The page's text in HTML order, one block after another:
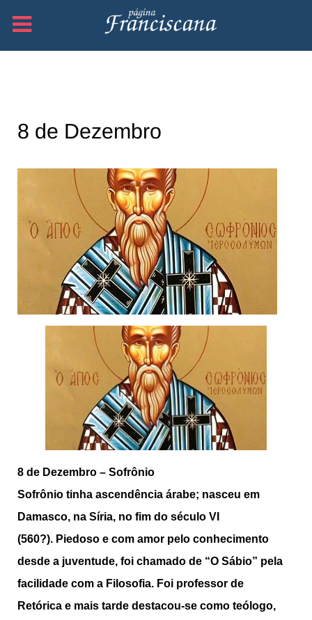
8 de Dezembro
8 de Dezembro – Sofrônio
Sofrônio tinha ascendência árabe; nasceu em
Damasco, na Síria, no fim do século VI
(560?). Piedoso e com amor pelo conhecimento
desde a juventude, foi chamado de “O Sábio” pela
facilidade com a Filosofia. Foi professor de
Retórica e mais tarde destacou-se como teólogo,